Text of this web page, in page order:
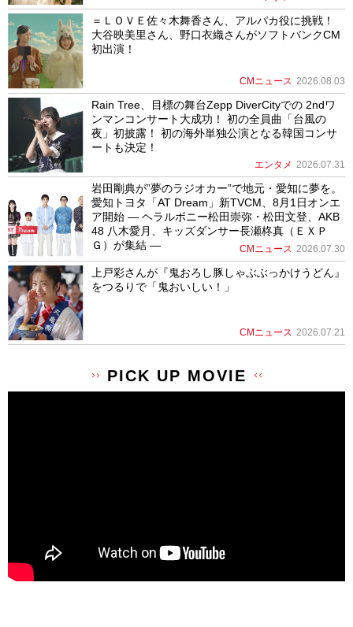
＝ＬＯＶＥ佐々木舞香さん、アルパカ役に挑戦！
大谷映美里さん、野口衣織さんがソフトバンクCM
初出演！
CMニュース 2026.08.03
Rain Tree、目標の舞台Zepp DiverCityでの 2ndワ
ンマンコンサート大成功！ 初の全員曲「台風の
夜」初披露！ 初の海外単独公演となる韓国コンサ
ートも決定！
エンタメ 2026.07.31
岩田剛典が”夢のラジオカー”で地元・愛知に夢を。
愛知トヨタ「AT Dream」新TVCM、8月1日オンエ
ア開始 ― ヘラルボニー松田崇弥・松田文登、AKB
48 八木愛月、キッズダンサー長瀬柊真（ＥＸＰ
Ｇ）が集結 ―
CMニュース 2026.07.30
上戸彩さんが『鬼おろし豚しゃぶぶっかけうどん』
をつるりで「鬼おいしい！」
CMニュース 2026.07.21
PICK UP MOVIE